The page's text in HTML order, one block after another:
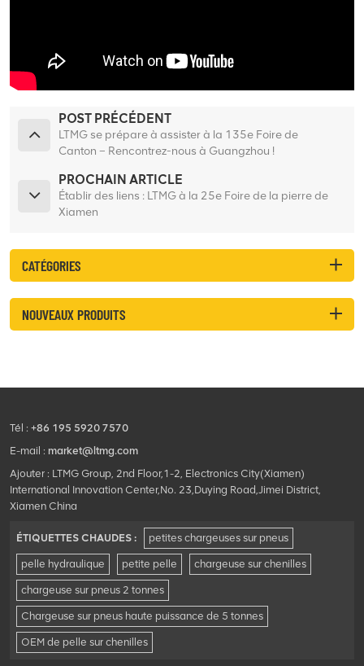
POST PRÉCÉDENT
LTMG se prépare à assister à la 135e Foire de
Canton – Rencontrez-nous à Guangzhou !
PROCHAIN ARTICLE
Établir des liens : LTMG à la 25e Foire de la pierre de
Xiamen
CATÉGORIES
NOUVEAUX PRODUITS
Tél : +86 195 5920 7570
E-mail : market@ltmg.com
Ajouter : LTMG Group, 2nd Floor,1-2, Electronics City(Xiamen)
International Innovation Center,No. 23,Duying Road,Jimei District,
Xiamen China
ÉTIQUETTES CHAUDES : petites chargeuses sur pneus
pelle hydraulique petite pelle chargeuse sur chenilles
chargeuse sur pneus 2 tonnes
Chargeuse sur pneus haute puissance de 5 tonnes
OEM de pelle sur chenilles